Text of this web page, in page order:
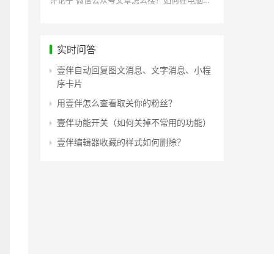
实时问答
壹伴自动回复图文消息、文字消息、小程
序卡片
用壹伴怎么查看取关你的粉丝？
壹伴功能开关（如何关掉不常用的功能）
壹伴编辑器收藏的样式如何删除？